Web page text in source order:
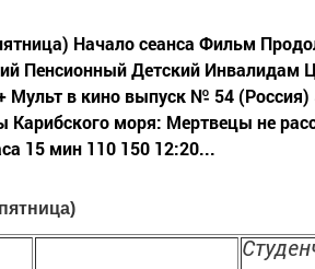
Начало сеанса Фильм
Пенсионный Детский Инвалидам
Мульт в кино выпуск № 54
Карибского моря: Мертвецы не
15 мин 110 150 12:20...